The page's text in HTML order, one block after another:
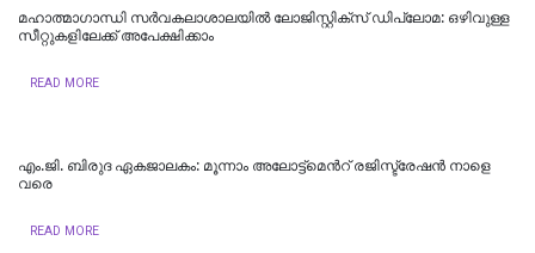
മഹാത്മാഗാന്ധി സര്‍വകലാശാലയില്‍ ലോജിസ്റ്റിക്സ് ഡിപ്ലോമ: ഒഴിവുള്ള
സീറ്റുകളിലേക്ക് അപേക്ഷിക്കാം
READ MORE
എം.ജി. ബിരുദ ഏകജാലകം: മൂന്നാം അലോട്ട്മെന്‍റ് രജിസ്ട്രേഷന്‍ നാളെ
വരെ
READ MORE